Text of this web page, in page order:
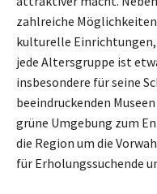
zahlreiche
kulturelle
jede Altersgruppe ist
insbesondere für seine
beeindruckenden
grüne Umgebung zum
die Region um die
für Erholungssuchende